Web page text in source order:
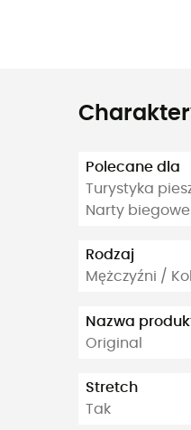
Polecane dla
Turystyka
Narty biegowe
Rodzaj
Mężczyźni /
Nazwa
Original
Stretch
Tak